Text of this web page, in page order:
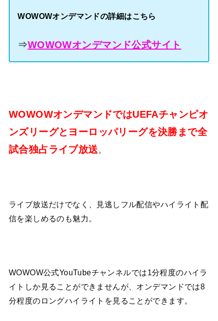
WOWOWオンデマンドの詳細はこちら
⇒WOWOWオンデマンド公式サイト
WOWOWオンデマンドではUEFAチャンピオ
ンズリーグとヨーロッパリーグを決勝まで全
試合独占ライブ放送 。
ライブ放送だけでなく、見逃しフル配信やハイライト配
信を楽しめるのも魅力。
WOWOW公式YouTubeチャンネルでは1分程度のハイラ
イトしか見ることができませんが、オンデマンドでは8
分程度のロングハイライトを見ることができます。